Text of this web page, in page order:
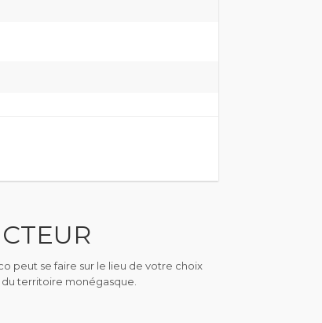
peut se faire sur le lieu de votre choix
territoire monégasque.